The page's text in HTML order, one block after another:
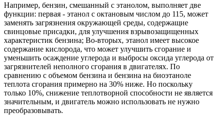
Например, бензин, смешанный с этанолом, выполняет две
функции: первая - этанол с октановым числом до 115, может
заменять загрязнения окружающей среды, содержащие
свинцовые присадки, для улучшения взрывозащищенных
характеристик бензина; Во-вторых, этанол имеет высокое
содержание кислорода, что может улучшить сгорание и
уменьшить осаждение углерода и выбросы оксида углерода от
загрязнителей неполного сгорания в двигателях. По
сравнению с объемом бензина и бензина на биоэтаноле
теплота сгорания примерно на 30% ниже. Но поскольку
только 10%, снижение теплотворной способности не является
значительным, и двигатель можно использовать не нужно
преобразовывать.